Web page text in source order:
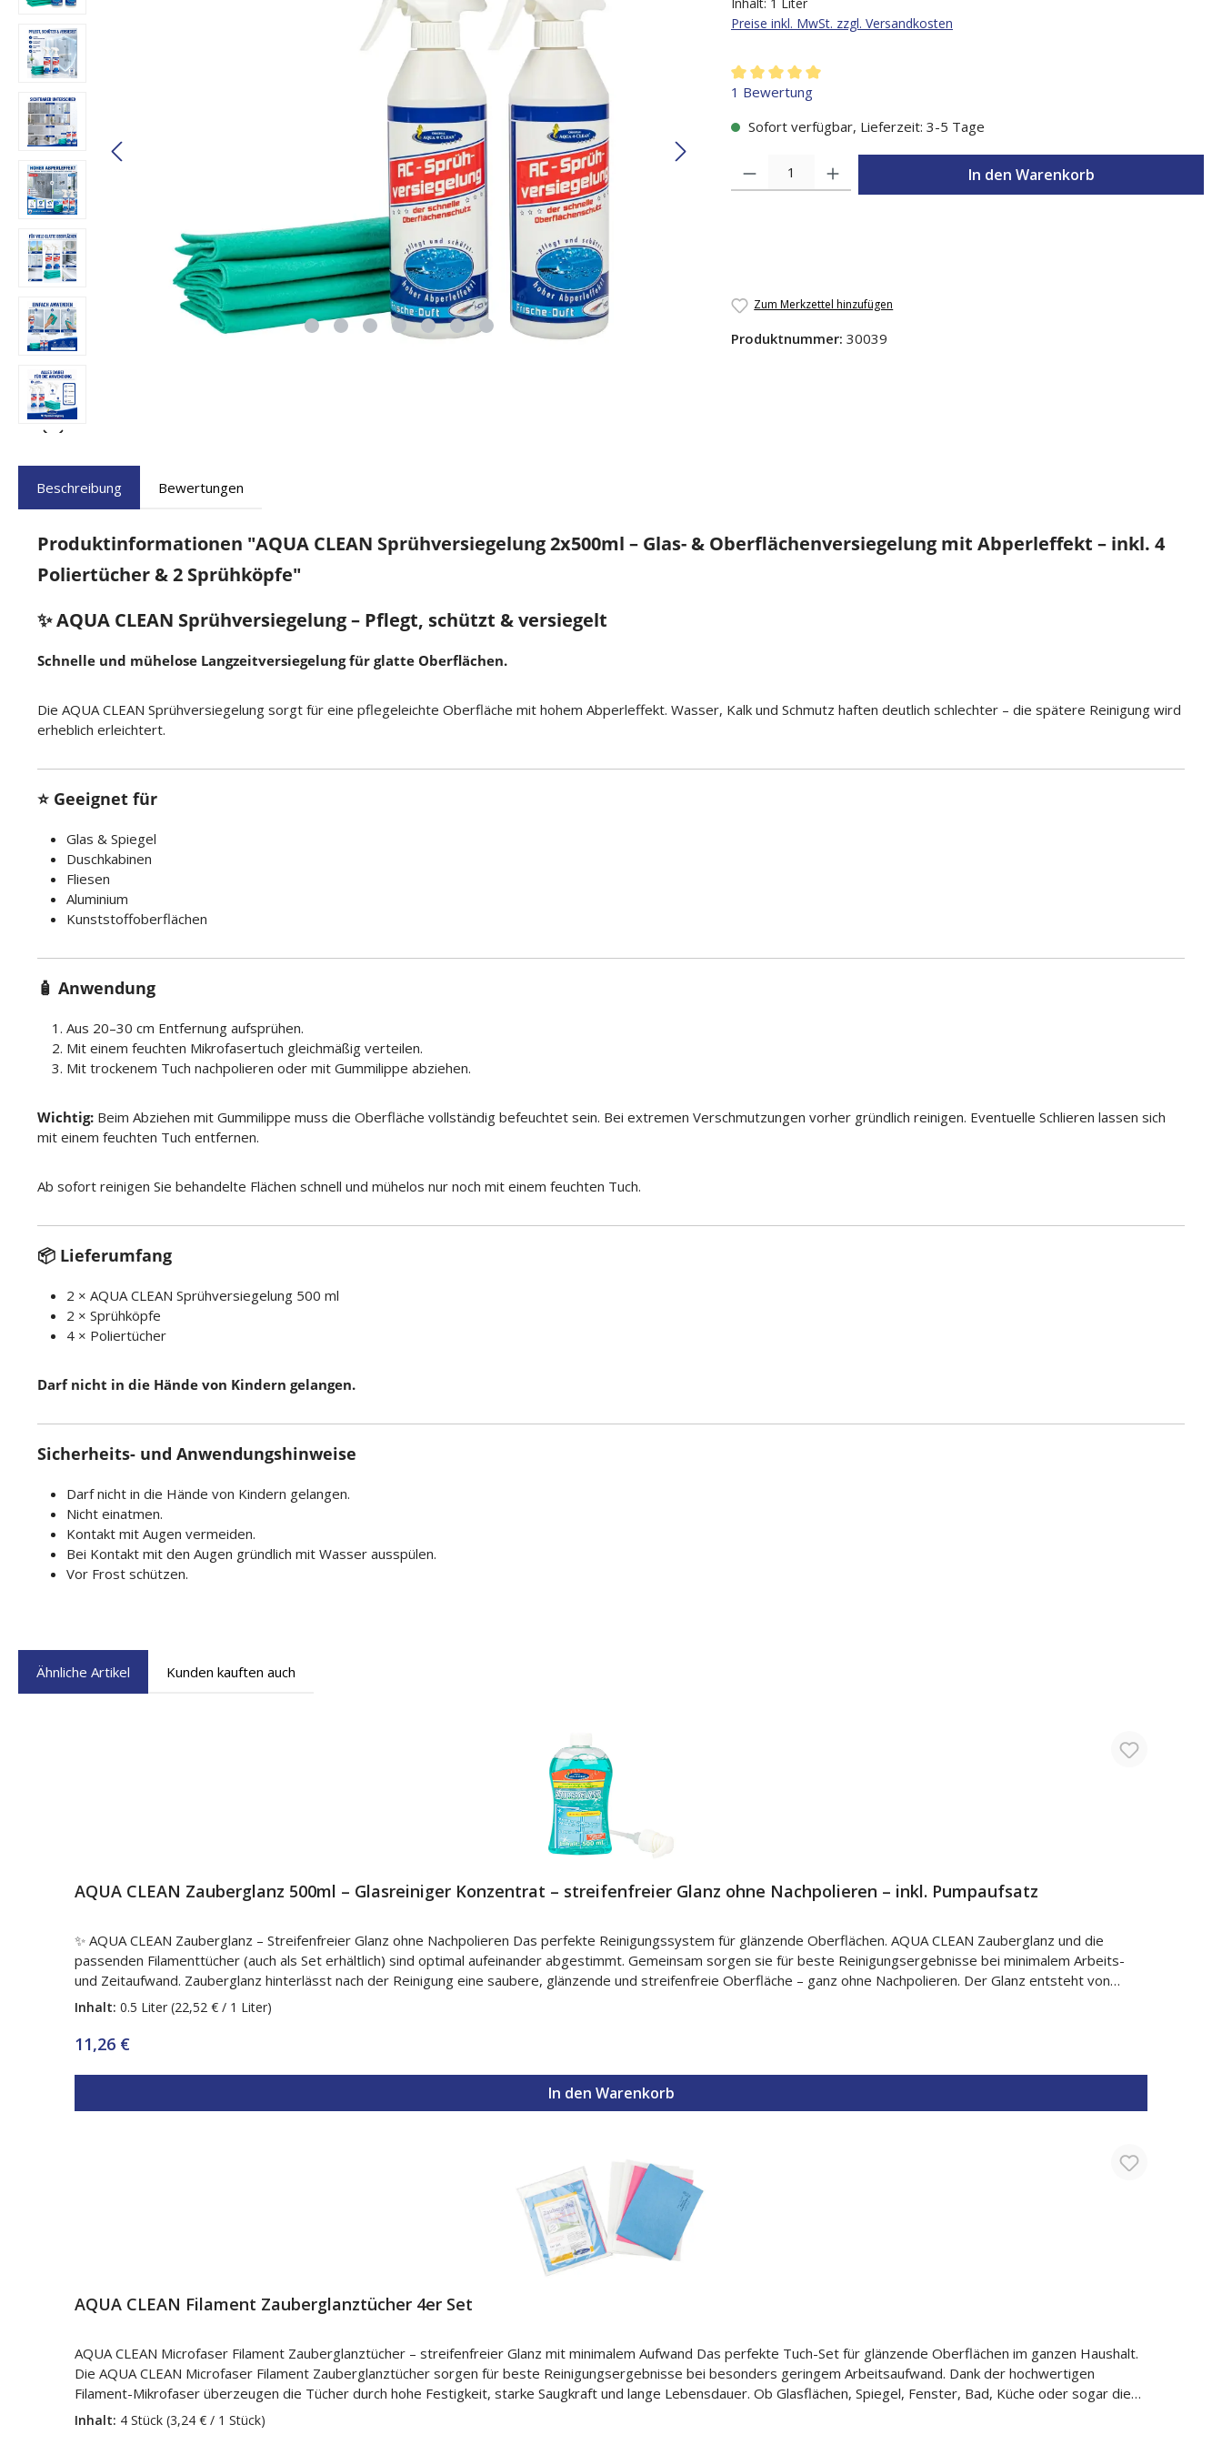
Inhalt: 1 Liter
Preise inkl. MwSt. zzgl. Versandkosten
Durchschnittliche Bewertung von 5 von 5 Sternen
1 Bewertung
Sofort verfügbar, Lieferzeit: 3-5 Tage
Produkt Anzahl: Gib den gewünschten Wert ein oder benutze die Schaltflächen
In den Warenkorb
Zum Merkzettel hinzufügen
Produktnummer: 30039
Beschreibung Bewertungen
Produktinformationen "AQUA CLEAN Sprühversiegelung 2x500ml – Glas- & Oberflächenversiegelung mit Abperleffekt – inkl. 4
Poliertücher & 2 Sprühköpfe"
✨ AQUA CLEAN Sprühversiegelung – Pflegt, schützt & versiegelt
Schnelle und mühelose Langzeitversiegelung für glatte Oberflächen.
Die AQUA CLEAN Sprühversiegelung sorgt für eine pflegeleichte Oberfläche mit hohem Abperleffekt. Wasser, Kalk und Schmutz haften deutlich schlechter – die spätere Reinigung wird
erheblich erleichtert.
⭐ Geeignet für
Glas & Spiegel
Duschkabinen
Fliesen
Aluminium
Kunststoffoberflächen
🧴 Anwendung
Aus 20–30 cm Entfernung aufsprühen.
Mit einem feuchten Mikrofasertuch gleichmäßig verteilen.
Mit trockenem Tuch nachpolieren oder mit Gummilippe abziehen.
Wichtig: Beim Abziehen mit Gummilippe muss die Oberfläche vollständig befeuchtet sein. Bei extremen Verschmutzungen vorher gründlich reinigen. Eventuelle Schlieren lassen sich
mit einem feuchten Tuch entfernen.
Ab sofort reinigen Sie behandelte Flächen schnell und mühelos nur noch mit einem feuchten Tuch.
📦 Lieferumfang
2 × AQUA CLEAN Sprühversiegelung 500 ml
2 × Sprühköpfe
4 × Poliertücher
Darf nicht in die Hände von Kindern gelangen.
Sicherheits- und Anwendungshinweise
Darf nicht in die Hände von Kindern gelangen.
Nicht einatmen.
Kontakt mit Augen vermeiden.
Bei Kontakt mit den Augen gründlich mit Wasser ausspülen.
Vor Frost schützen.
Ähnliche Artikel Kunden kauften auch
AQUA CLEAN Zauberglanz 500ml – Glasreiniger Konzentrat – streifenfreier Glanz ohne Nachpolieren – inkl. Pumpaufsatz
✨ AQUA CLEAN Zauberglanz – Streifenfreier Glanz ohne Nachpolieren Das perfekte Reinigungssystem für glänzende Oberflächen. AQUA CLEAN Zauberglanz und die
passenden Filamenttücher (auch als Set erhältlich) sind optimal aufeinander abgestimmt. Gemeinsam sorgen sie für beste Reinigungsergebnisse bei minimalem Arbeits-
und Zeitaufwand. Zauberglanz hinterlässt nach der Reinigung eine saubere, glänzende und streifenfreie Oberfläche – ganz ohne Nachpolieren. Der Glanz entsteht von
selbst. ⭐ Ideal geeignet für Vitrinen Glasflächen Chromarmaturen Spiegel & Fenster Glatte, wasserfeste Oberflächen 🧴 Anwendung Je nach Verschmutzung sparsam
dosieren, auf die Oberfläche aufsprühen und mit einem geeigneten Mikrofasertuch reinigen. Kein Nachpolieren erforderlich. 📦 Lieferumfang 1 × AQUA CLEAN Zauberglanz
Konzentrat 500 ml 1 × Pumpaufsatz ⚠️ Gefahrstoffkennzeichnung gemäß CLP-Verordnung (EG) Nr. 1272/2008 Signalwort Gefahr Gefahrenpiktogramme Gefahrenhinweise
Schutzhandschuhe/Schutzkleidung/Augenschutz/Gesichtsschutz tragen. P302+P352 – BEI BERÜHRUNG MIT DER HAUT: Mit viel Wasser waschen. P305+P351+P338 –
BEI KONTAKT MIT DEN AUGEN: Einige Minuten lang behutsam mit Wasser spülen. Kontaktlinsen nach Möglichkeit entfernen. Weiter spülen. P310 – Sofort
Inhalt: 0.5 Liter (22,52 € / 1 Liter)
Regulärer Preis:
11,26 €
In den Warenkorb
AQUA CLEAN Filament Zauberglanztücher 4er Set
AQUA CLEAN Microfaser Filament Zauberglanztücher – streifenfreier Glanz mit minimalem Aufwand Das perfekte Tuch-Set für glänzende Oberflächen im ganzen Haushalt.
Die AQUA CLEAN Microfaser Filament Zauberglanztücher sorgen für beste Reinigungsergebnisse bei besonders geringem Arbeitsaufwand. Dank der hochwertigen
Filament-Mikrofaser überzeugen die Tücher durch hohe Festigkeit, starke Saugkraft und lange Lebensdauer. Ob Glasflächen, Spiegel, Fenster, Bad, Küche oder sogar die
Autowäsche – diese vielseitigen Reinigungstücher liefern streifenfreien Glanz ohne Nachpolieren. ✨ Vorteile Streifenfreie Reinigung ohne Nachwischen Ideal für Glas,
Spiegel und glatte Oberflächen Auch für Fahrzeugpflege geeignet Besonders langlebig und strapazierfähig Hohe Feuchtigkeits- und Schmutzaufnahme Waschbar bis 95 °C
Inhalt: 4 Stück (3,24 € / 1 Stück)